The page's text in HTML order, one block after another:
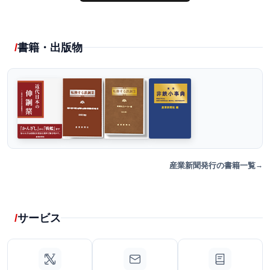
書籍・出版物
産業新聞発行の書籍一覧
サービス